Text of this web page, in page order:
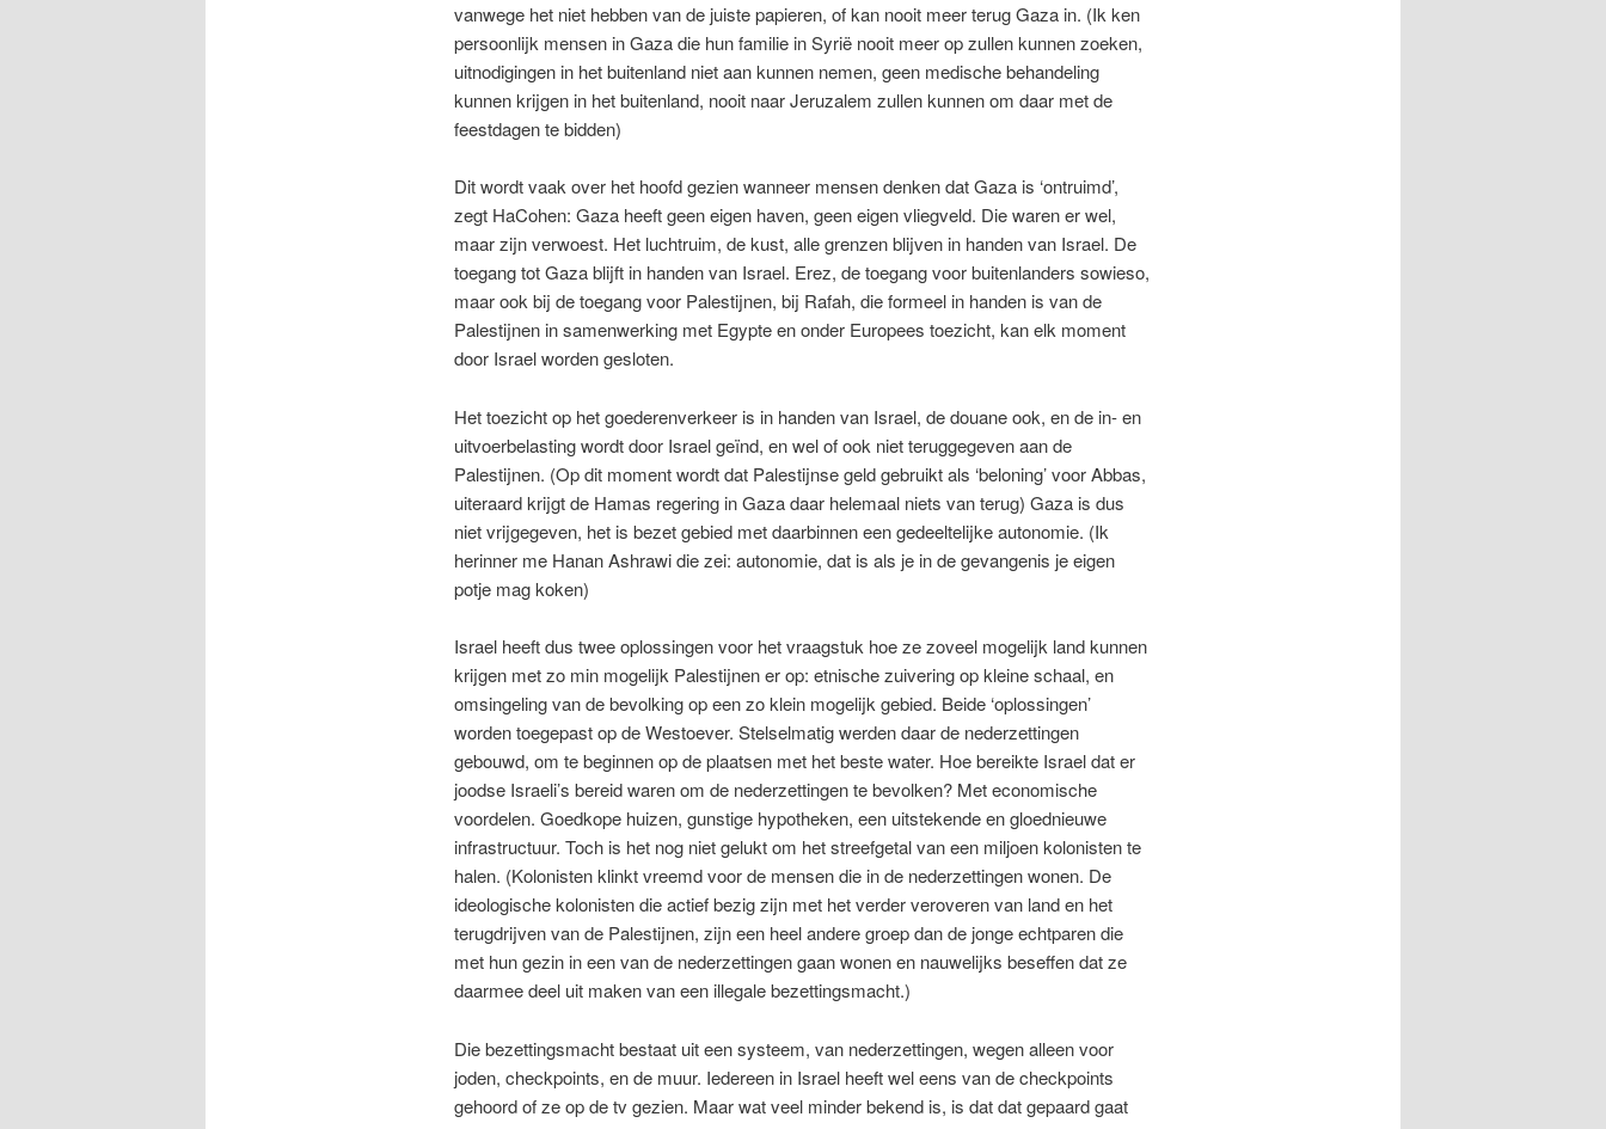
vanwege het niet hebben van de juiste papieren, of kan nooit meer terug Gaza in. (Ik ken
persoonlijk mensen in Gaza die hun familie in Syrië nooit meer op zullen kunnen zoeken,
uitnodigingen in het buitenland niet aan kunnen nemen, geen medische behandeling
kunnen krijgen in het buitenland, nooit naar Jeruzalem zullen kunnen om daar met de
feestdagen te bidden)
Dit wordt vaak over het hoofd gezien wanneer mensen denken dat Gaza is ‘ontruimd’,
zegt HaCohen: Gaza heeft geen eigen haven, geen eigen vliegveld. Die waren er wel,
maar zijn verwoest. Het luchtruim, de kust, alle grenzen blijven in handen van Israel. De
toegang tot Gaza blijft in handen van Israel. Erez, de toegang voor buitenlanders sowieso,
maar ook bij de toegang voor Palestijnen, bij Rafah, die formeel in handen is van de
Palestijnen in samenwerking met Egypte en onder Europees toezicht, kan elk moment
door Israel worden gesloten.
Het toezicht op het goederenverkeer is in handen van Israel, de douane ook, en de in- en
uitvoerbelasting wordt door Israel geïnd, en wel of ook niet teruggegeven aan de
Palestijnen. (Op dit moment wordt dat Palestijnse geld gebruikt als ‘beloning’ voor Abbas,
uiteraard krijgt de Hamas regering in Gaza daar helemaal niets van terug) Gaza is dus
niet vrijgegeven, het is bezet gebied met daarbinnen een gedeeltelijke autonomie. (Ik
herinner me Hanan Ashrawi die zei: autonomie, dat is als je in de gevangenis je eigen
potje mag koken)
Israel heeft dus twee oplossingen voor het vraagstuk hoe ze zoveel mogelijk land kunnen
krijgen met zo min mogelijk Palestijnen er op: etnische zuivering op kleine schaal, en
omsingeling van de bevolking op een zo klein mogelijk gebied. Beide ‘oplossingen’
worden toegepast op de Westoever. Stelselmatig werden daar de nederzettingen
gebouwd, om te beginnen op de plaatsen met het beste water. Hoe bereikte Israel dat er
joodse Israeli’s bereid waren om de nederzettingen te bevolken? Met economische
voordelen. Goedkope huizen, gunstige hypotheken, een uitstekende en gloednieuwe
infrastructuur. Toch is het nog niet gelukt om het streefgetal van een miljoen kolonisten te
halen. (Kolonisten klinkt vreemd voor de mensen die in de nederzettingen wonen. De
ideologische kolonisten die actief bezig zijn met het verder veroveren van land en het
terugdrijven van de Palestijnen, zijn een heel andere groep dan de jonge echtparen die
met hun gezin in een van de nederzettingen gaan wonen en nauwelijks beseffen dat ze
daarmee deel uit maken van een illegale bezettingsmacht.)
Die bezettingsmacht bestaat uit een systeem, van nederzettingen, wegen alleen voor
joden, checkpoints, en de muur. Iedereen in Israel heeft wel eens van de checkpoints
gehoord of ze op de tv gezien. Maar wat veel minder bekend is, is dat dat gepaard gaat